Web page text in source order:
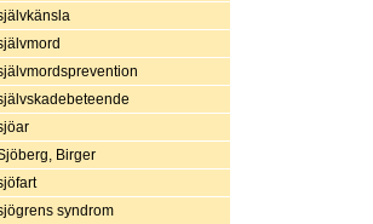
Birger
syndrom